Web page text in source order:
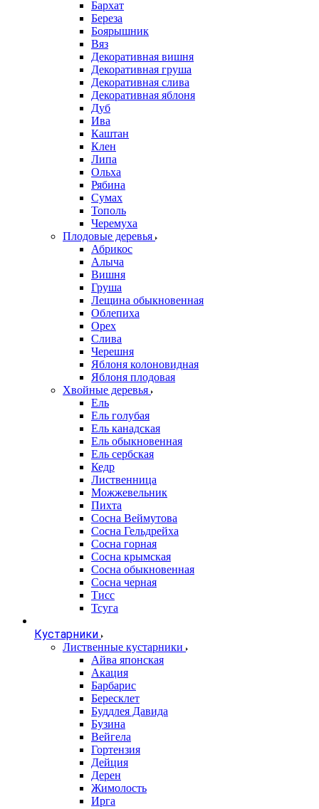
Бархат
Береза
Боярышник
Вяз
Декоративная вишня
Декоративная груша
Декоративная слива
Декоративная яблоня
Дуб
Ива
Каштан
Клен
Липа
Ольха
Рябина
Сумах
Тополь
Черемуха
Плодовые деревья
Абрикос
Алыча
Вишня
Груша
Лещина обыкновенная
Облепиха
Орех
Слива
Черешня
Яблоня колоновидная
Яблоня плодовая
Хвойные деревья
Ель
Ель голубая
Ель канадская
Ель обыкновенная
Ель сербская
Кедр
Лиственница
Можжевельник
Пихта
Сосна Веймутова
Сосна Гельдрейха
Сосна горная
Сосна крымская
Сосна обыкновенная
Сосна черная
Тисс
Тсуга
Кустарники
Лиственные кустарники
Айва японская
Акация
Барбарис
Бересклет
Буддлея Давида
Бузина
Вейгела
Гортензия
Дейция
Дерен
Жимолость
Ирга